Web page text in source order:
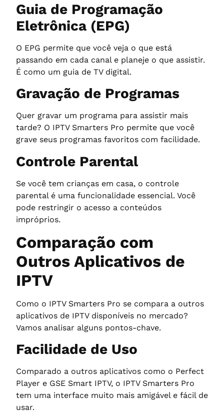
Guia de Programação
Eletrônica (EPG)
O EPG permite que você veja o que está
passando em cada canal e planeje o que assistir.
É como um guia de TV digital.
Gravação de Programas
Quer gravar um programa para assistir mais
tarde? O IPTV Smarters Pro permite que você
grave seus programas favoritos com facilidade.
Controle Parental
Se você tem crianças em casa, o controle
parental é uma funcionalidade essencial. Você
pode restringir o acesso a conteúdos
impróprios.
Comparação com
Outros Aplicativos de
IPTV
Como o IPTV Smarters Pro se compara a outros
aplicativos de IPTV disponíveis no mercado?
Vamos analisar alguns pontos-chave.
Facilidade de Uso
Comparado a outros aplicativos como o Perfect
Player e GSE Smart IPTV, o IPTV Smarters Pro
tem uma interface muito mais amigável e fácil de
usar.